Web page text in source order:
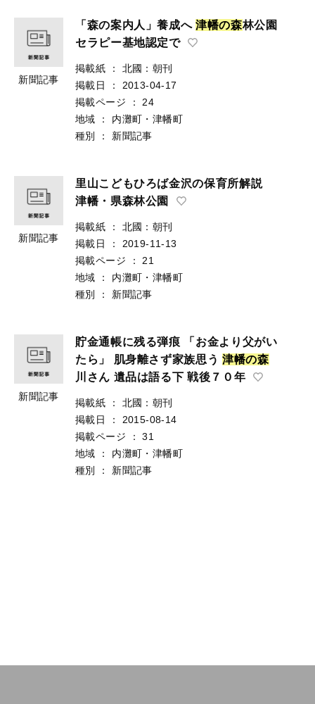
新聞記事
「森の案内人」養成へ津幡の森林公園
セラピー基地認定で
掲載紙 ：
北國：朝刊
掲載日
：
2013-04-17
掲載ページ
：
24
地域
：
内灘町・津幡町
種別
： 新聞記事
新聞記事
里山こどもひろば金沢の保育所解説
津幡・県森林公園
掲載紙 ：
北國：朝刊
掲載日
：
2019-11-13
掲載ページ
：
21
地域
：
内灘町・津幡町
種別
： 新聞記事
新聞記事
貯金通帳に残る弾痕 「お金より父がい
たら」 肌身離さず家族思う 津幡の森
川さん 遺品は語る下 戦後７０年
掲載紙 ：
北國：朝刊
掲載日
：
2015-08-14
掲載ページ
：
31
地域
：
内灘町・津幡町
種別
： 新聞記事